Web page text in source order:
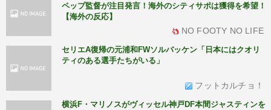
ペップ監督が注目発言！海外のシティサポは獲得を希望！
【海外の反応】
NO FOOTY NO LIFE
セリエA復帰の元浦和FWソルバッケン「日本にはクオリ
ティのある選手たちがいる」
フットカルチョ！
横浜F・マリノスがヴィッセル神戸DF本間ジャスティンを